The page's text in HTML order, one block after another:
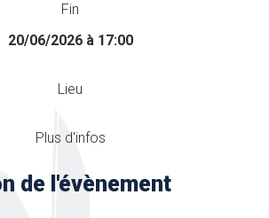
Fin
20/06/2026 à 17:00
Lieu
Plus d'infos
de l'évènement